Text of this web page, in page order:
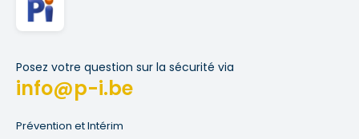
Posez votre question sur la sécurité via
info@p-i.be
Prévention et Intérim